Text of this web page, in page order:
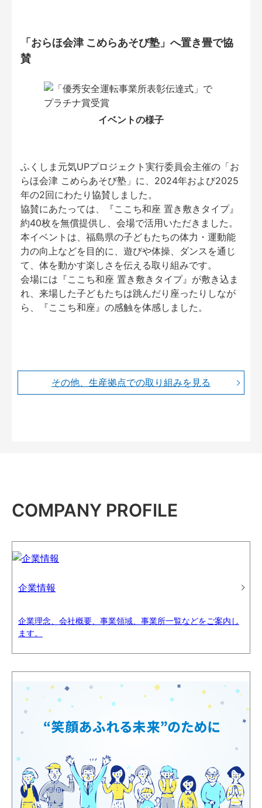
「おらほ会津 こめらあそび塾」へ置き畳で協
賛
イベントの様子
ふくしま元気UPプロジェクト実行委員会主催の「お
らほ会津 こめらあそび塾」に、2024年および2025
年の2回にわたり協賛しました。
協賛にあたっては、『ここち和座 置き敷きタイプ』
約40枚を無償提供し、会場で活用いただきました。
本イベントは、福島県の子どもたちの体力・運動能
力の向上などを目的に、遊びや体操、ダンスを通じ
て、体を動かす楽しさを伝える取り組みです。
会場には『ここち和座 置き敷きタイプ』が敷き込ま
れ、来場した子どもたちは跳んだり座ったりしなが
ら、『ここち和座』の感触を体感しました。
その他、生産拠点での取り組みを見る
COMPANY PROFILE
企業情報
企業理念、会社概要、事業領域、事業所一覧などをご案内し
ます。